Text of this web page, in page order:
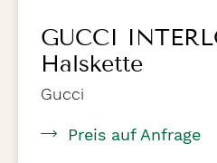
GUCCI
Halskette
Gucci
Preis auf Anfrage